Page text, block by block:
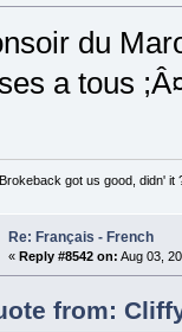
du
a tous
got us good, didn' it
Re: Français - French
« Reply #8542 on: Aug 03,
from: